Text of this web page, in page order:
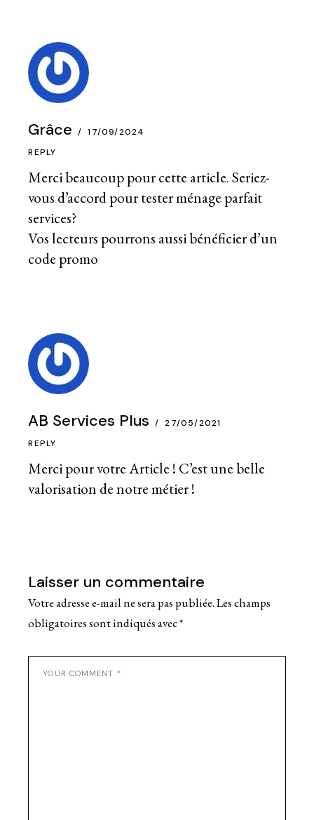
Grâce 17/09/2024
Merci beaucoup pour cette article. Seriez-
vous d’accord pour tester ménage parfait
services?
Vos lecteurs pourrons aussi bénéficier d’un
code promo
REPLY
AB Services Plus 27/05/2021
Merci pour votre Article ! C’est une belle
valorisation de notre métier !
REPLY
Laisser un commentaire
Votre adresse e-mail ne sera pas publiée.Les champs
obligatoires sont indiqués avec*